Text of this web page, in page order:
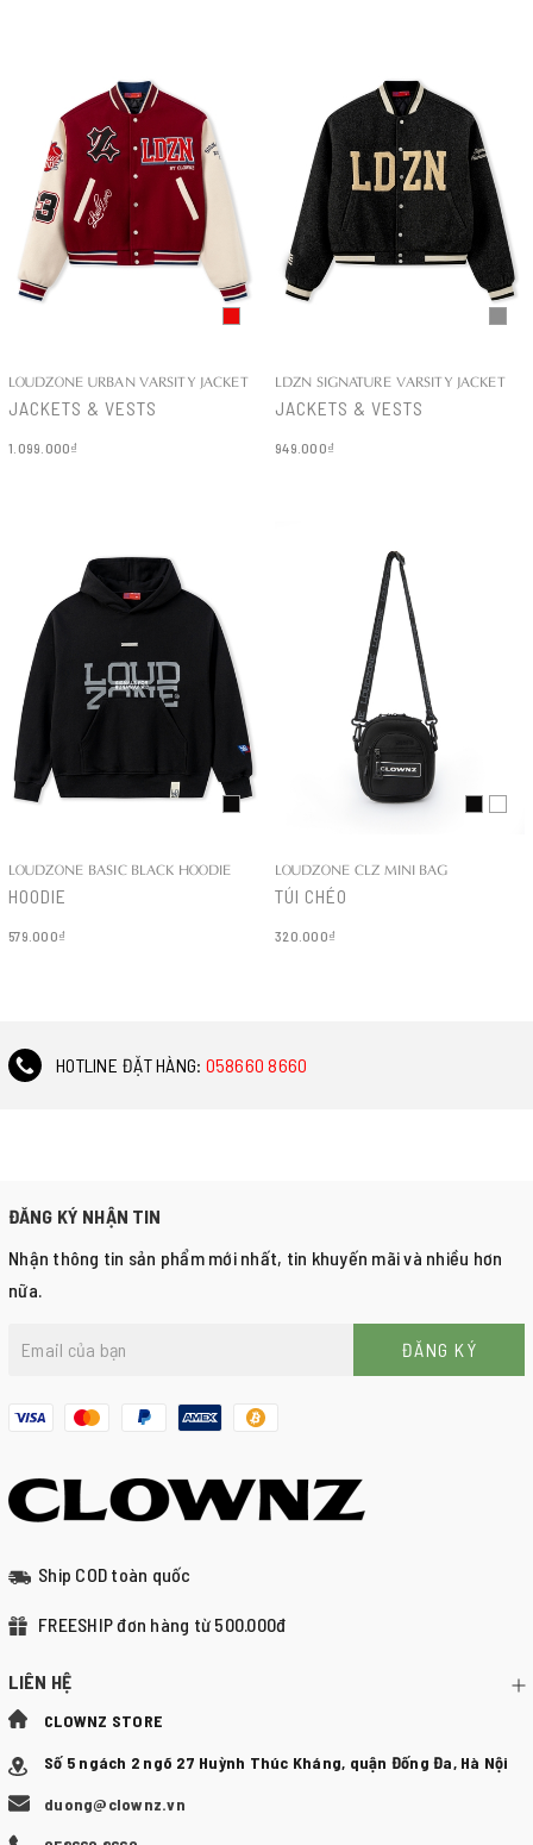
LOUDZONE URBAN VARSITY JACKET
JACKETS & VESTS
1.099.000₫
LDZN SIGNATURE VARSITY JACKET
JACKETS & VESTS
949.000₫
LOUDZONE BASIC BLACK HOODIE
HOODIE
579.000₫
LOUDZONE CLZ MINI BAG
TÚI CHÉO
320.000₫
HOTLINE ĐẶT HÀNG: 058660 8660
Ship COD toàn quốc
FREESHIP đơn hàng từ 500.000đ
LIÊN HỆ
CLOWNZ STORE
Số 5 ngách 2 ngõ 27 Huỳnh Thúc Kháng, quận Đống Đa, Hà Nội
duong@clownz.vn
ĐĂNG KÝ NHẬN TIN
Nhận thông tin sản phẩm mới nhất, tin khuyến mãi và nhiều hơn
nữa.
ĐĂNG KÝ